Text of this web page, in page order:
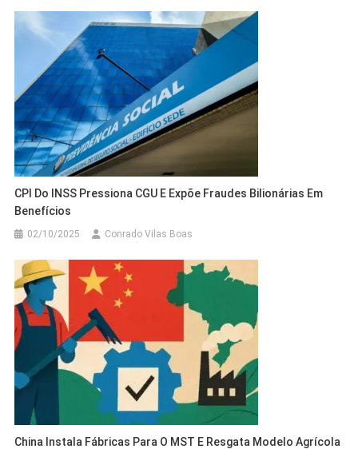
CPI Do INSS Pressiona CGU E Expõe Fraudes Bilionárias Em
Benefícios
02/10/2025 Conrado Vilas Boas
China Instala Fábricas Para O MST E Resgata Modelo Agrícola